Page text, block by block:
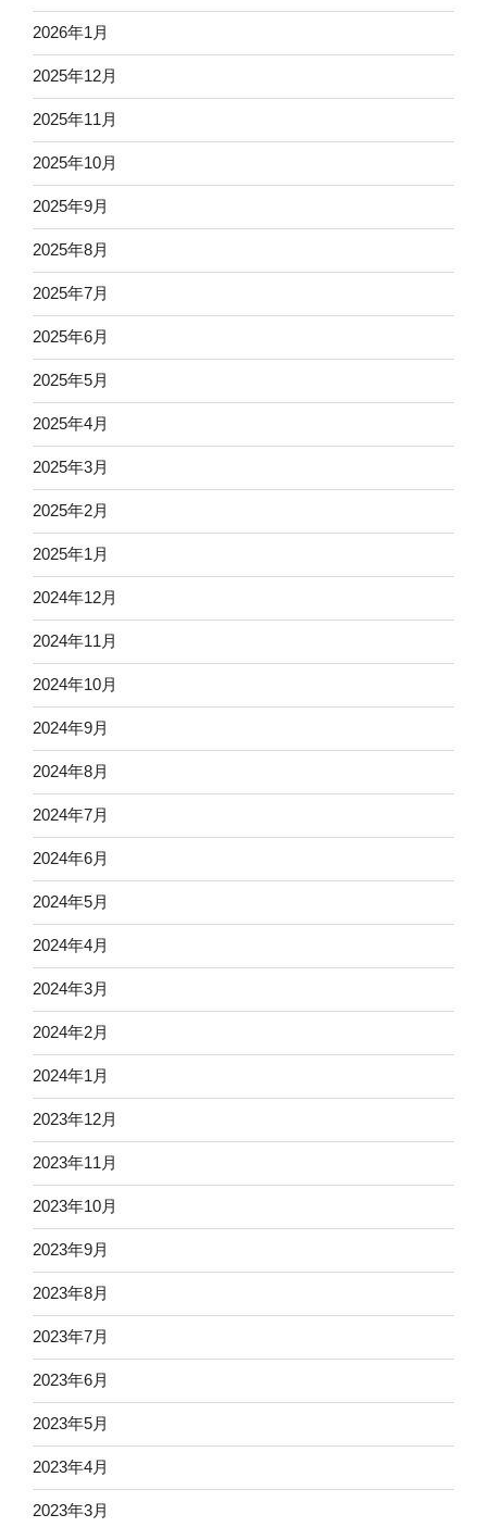
2026年1月
2025年12月
2025年11月
2025年10月
2025年9月
2025年8月
2025年7月
2025年6月
2025年5月
2025年4月
2025年3月
2025年2月
2025年1月
2024年12月
2024年11月
2024年10月
2024年9月
2024年8月
2024年7月
2024年6月
2024年5月
2024年4月
2024年3月
2024年2月
2024年1月
2023年12月
2023年11月
2023年10月
2023年9月
2023年8月
2023年7月
2023年6月
2023年5月
2023年4月
2023年3月